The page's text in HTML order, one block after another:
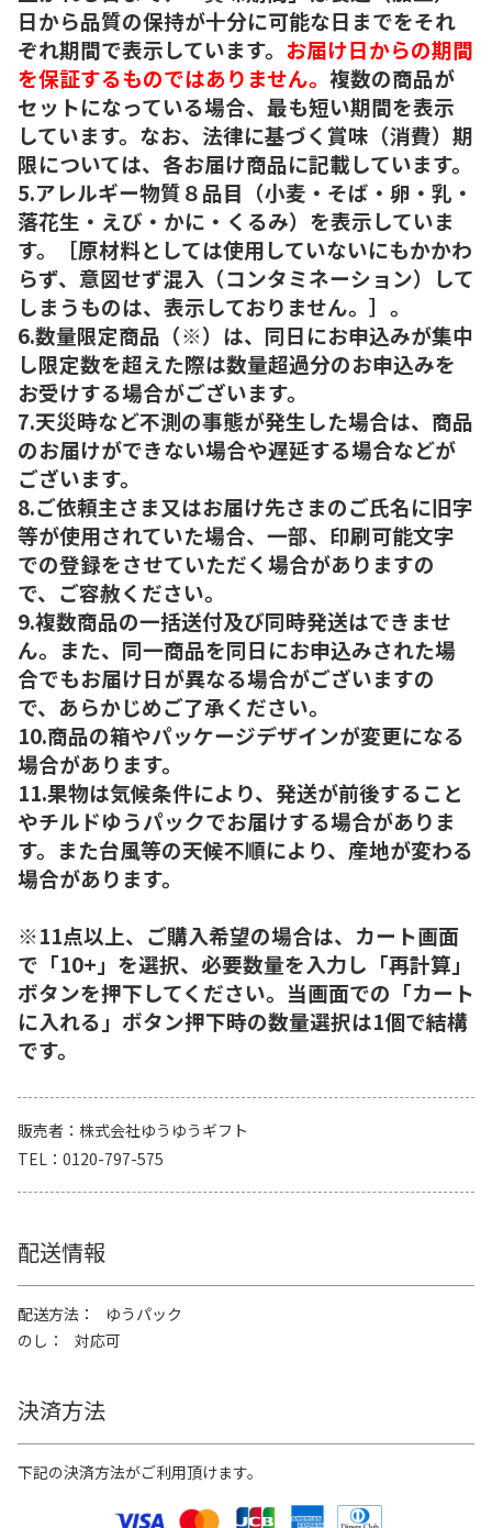
日から品質の保持が十分に可能な日までをそれ
ぞれ期間で表示しています。 お届け日からの期間
を保証するものではありません。 複数の商品が
セットになっている場合、最も短い期間を表示
しています。なお、法律に基づく賞味（消費）期
限については、各お届け商品に記載しています。
5.アレルギー物質８品目（小麦・そば・卵・乳・
落花生・えび・かに・くるみ）を表示していま
す。［原材料としては使用していないにもかかわ
らず、意図せず混入（コンタミネーション）して
しまうものは、表示しておりません。］。
6.数量限定商品（※）は、同日にお申込みが集中
し限定数を超えた際は数量超過分のお申込みを
お受けする場合がございます。
7.天災時など不測の事態が発生した場合は、商品
のお届けができない場合や遅延する場合などが
ございます。
8.ご依頼主さま又はお届け先さまのご氏名に旧字
等が使用されていた場合、一部、印刷可能文字
での登録をさせていただく場合がありますの
で、ご容赦ください。
9.複数商品の一括送付及び同時発送はできませ
ん。また、同一商品を同日にお申込みされた場
合でもお届け日が異なる場合がございますの
で、あらかじめご了承ください。
10.商品の箱やパッケージデザインが変更になる
場合があります。
11.果物は気候条件により、発送が前後すること
やチルドゆうパックでお届けする場合がありま
す。また台風等の天候不順により、産地が変わる
場合があります。
※11点以上、ご購入希望の場合は、カート画面
で「10+」を選択、必要数量を入力し「再計算」
ボタンを押下してください。当画面での「カート
に入れる」ボタン押下時の数量選択は1個で結構
です。
販売者
株式会社ゆうゆうギフト
TEL
0120-797-575
配送情報
配送方法
ゆうパック
のし
対応可
決済方法
下記の決済方法がご利用頂けます。